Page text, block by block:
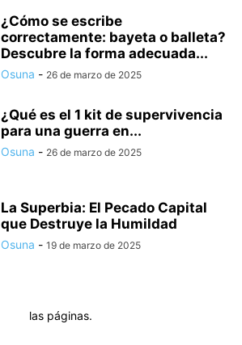
¿Cómo se escribe
correctamente: bayeta o balleta?
Descubre la forma adecuada...
Osuna - 26 de marzo de 2025
¿Qué es el 1 kit de supervivencia
para una guerra en...
Osuna - 26 de marzo de 2025
La Superbia: El Pecado Capital
que Destruye la Humildad
Osuna - 19 de marzo de 2025
las páginas.